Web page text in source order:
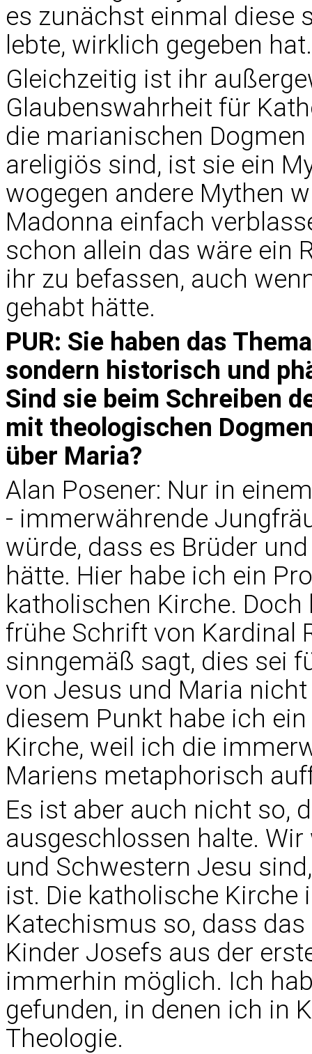
es zunächst einmal diese
lebte, wirklich gegeben hat.
Gleichzeitig ist ihr
Glaubenswahrheit für
die marianischen
areligiös sind, ist sie ein
wogegen andere Mythen
Madonna einfach
schon allein das wäre ein
ihr zu befassen, auch
gehabt hätte.
PUR: Sie haben das
sondern historisch und
Sind sie beim Schreiben
mit theologischen
über Maria?
Alan Posener: Nur in
- immerwährende
würde, dass es Brüder
hätte. Hier habe ich ein
katholischen Kirche.
frühe Schrift von Kardinal
sinngemäß sagt, dies sei
von Jesus und Maria
diesem Punkt habe ich
Kirche, weil ich die
Mariens metaphorisch
Es ist aber auch nicht so,
ausgeschlossen halte. Wir
und Schwestern Jesu
ist. Die katholische
Katechismus so, dass
Kinder Josefs aus der
immerhin möglich. Ich
gefunden, in denen ich in
Theologie.